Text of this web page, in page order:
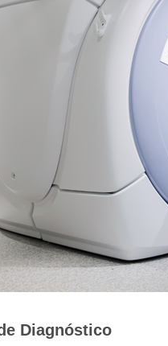
Diagnóstico